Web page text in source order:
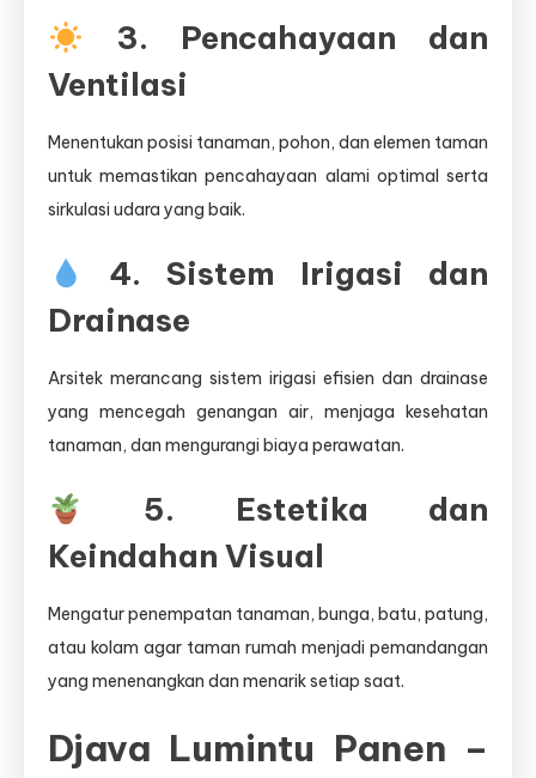
3. Pencahayaan dan
Ventilasi
Menentukan posisi tanaman, pohon, dan elemen taman
untuk memastikan pencahayaan alami optimal serta
sirkulasi udara yang baik.
4. Sistem Irigasi dan
Drainase
Arsitek merancang sistem irigasi efisien dan drainase
yang mencegah genangan air, menjaga kesehatan
tanaman, dan mengurangi biaya perawatan.
5. Estetika dan
Keindahan Visual
Mengatur penempatan tanaman, bunga, batu, patung,
atau kolam agar taman rumah menjadi pemandangan
yang menenangkan dan menarik setiap saat.
Djava Lumintu Panen –